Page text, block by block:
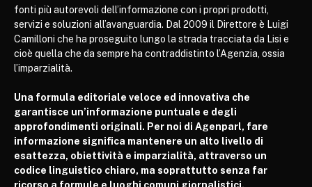
fonti più autorevoli dell’informazione con i propri prodotti,
servizi e soluzioni all’avanguardia. Dal 2009 il Direttore è Luigi
Camilloni che ha proseguito lungo la strada tracciata da Lisi e
cioè quella che da sempre ha contraddistinto l’Agenzia, ossia
l’imparzialità.
Una formula editoriale veloce ed innovativa che
garantisce un’informazione puntuale e degli
approfondimenti originali. Per noi di Agenparl, fare
informazione significa mantenere un alto livello di
esattezza, obiettività e imparzialità, attraverso un
codice linguistico chiaro, ma soprattutto senza far